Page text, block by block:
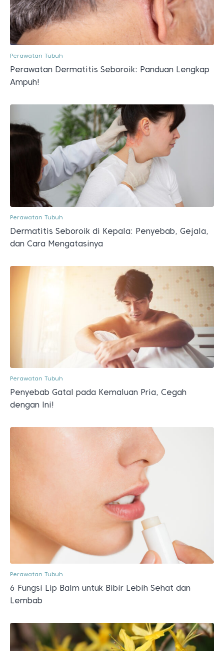
Perawatan Tubuh
Perawatan Dermatitis Seboroik: Panduan Lengkap
Ampuh!
Perawatan Tubuh
Dermatitis Seboroik di Kepala: Penyebab, Gejala,
dan Cara Mengatasinya
Perawatan Tubuh
Penyebab Gatal pada Kemaluan Pria, Cegah
dengan Ini!
Perawatan Tubuh
6 Fungsi Lip Balm untuk Bibir Lebih Sehat dan
Lembab